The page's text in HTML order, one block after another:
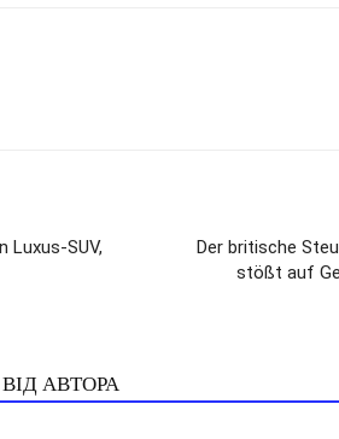
Luxus-SUV,
Der britische
stößt auf
АВТОРА